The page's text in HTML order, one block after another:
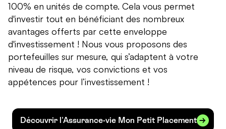
100% en unités de compte. Cela vous permet
d'investir tout en bénéficiant des nombreux
avantages offerts par cette enveloppe
d'investissement ! Nous vous proposons des
portefeuilles sur mesure, qui s’adaptent à votre
niveau de risque, vos convictions et vos
appétences pour l’investissement !
Découvrir l'Assurance-vie Mon Petit Placement